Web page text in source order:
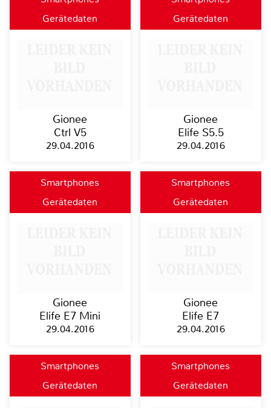
Gerätedaten
Gionee
Ctrl V5
29.04.2016
Gerätedaten
Gionee
Elife S5.5
29.04.2016
Smartphones
Gerätedaten
Gionee
Elife E7 Mini
29.04.2016
Smartphones
Gerätedaten
Gionee
Elife E7
29.04.2016
Smartphones
Gerätedaten
Smartphones
Gerätedaten